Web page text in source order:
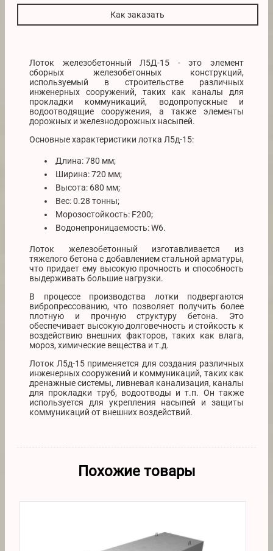
Как заказать
Лоток железобетонный Л5Д-15 - это элемент
сборных железобетонных конструкций,
используемый в строительстве различных
инженерных сооружений, таких как каналы для
прокладки коммуникаций, водопропускные и
водоотводящие сооружения, а также элементы
дорожных и железнодорожных насыпей.
Основные характеристики лотка Л5д-15:
Длина: 780 мм;
Ширина: 720 мм;
Высота: 680 мм;
Вес: 0.28 тонны;
Морозостойкость: F200;
Водонепроницаемость: W6.
Лоток железобетонный изготавливается из
тяжелого бетона с добавлением стальной арматуры,
что придает ему высокую прочность и способность
выдерживать большие нагрузки.
В процессе производства лотки подвергаются
вибропрессованию, что позволяет получить более
плотную и прочную структуру бетона. Это
обеспечивает высокую долговечность и стойкость к
воздействию внешних факторов, таких как влага,
мороз, химические вещества и т.д.
Лоток Л5д-15 применяется для создания различных
инженерных сооружений и коммуникаций, таких как
дренажные системы, ливневая канализация, каналы
для прокладки труб, водоотводы и т.п. Он также
используется для укрепления насыпей и защиты
коммуникаций от внешних воздействий.
Похожие товары